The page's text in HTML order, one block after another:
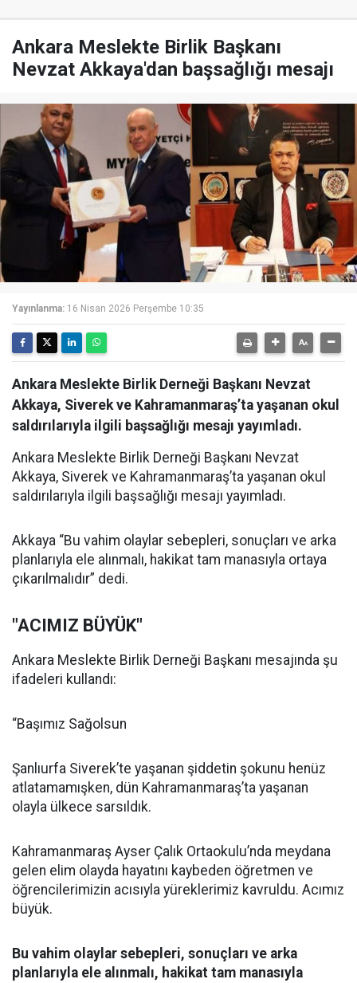
Ankara Meslekte Birlik Başkanı
Nevzat Akkaya'dan başsağlığı mesajı
Yayınlanma: 16 Nisan 2026 Perşembe 10:35
Ankara Meslekte Birlik Derneği Başkanı Nevzat
Akkaya, Siverek ve Kahramanmaraş’ta yaşanan okul
saldırılarıyla ilgili başsağlığı mesajı yayımladı.
Ankara Meslekte Birlik Derneği Başkanı Nevzat
Akkaya, Siverek ve Kahramanmaraş’ta yaşanan okul
saldırılarıyla ilgili başsağlığı mesajı yayımladı.
Akkaya “Bu vahim olaylar sebepleri, sonuçları ve arka
planlarıyla ele alınmalı, hakikat tam manasıyla ortaya
çıkarılmalıdır” dedi.
"ACIMIZ BÜYÜK"
Ankara Meslekte Birlik Derneği Başkanı mesajında şu
ifadeleri kullandı:
“Başımız Sağolsun
Şanlıurfa Siverek’te yaşanan şiddetin şokunu henüz
atlatamamışken, dün Kahramanmaraş’ta yaşanan
olayla ülkece sarsıldık.
Kahramanmaraş Ayser Çalık Ortaokulu’nda meydana
gelen elim olayda hayatını kaybeden öğretmen ve
öğrencilerimizin acısıyla yüreklerimiz kavruldu. Acımız
büyük.
Bu vahim olaylar sebepleri, sonuçları ve arka
planlarıyla ele alınmalı, hakikat tam manasıyla